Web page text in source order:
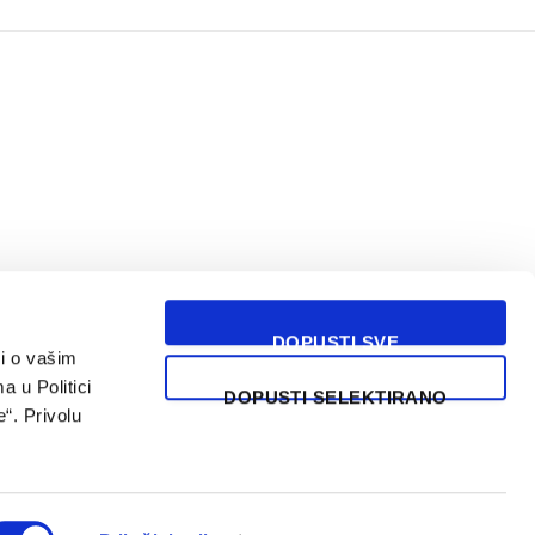
o vašim
u Politici
Privolu
DOPUSTI SVE
DOPUSTI SELEKTIRANO